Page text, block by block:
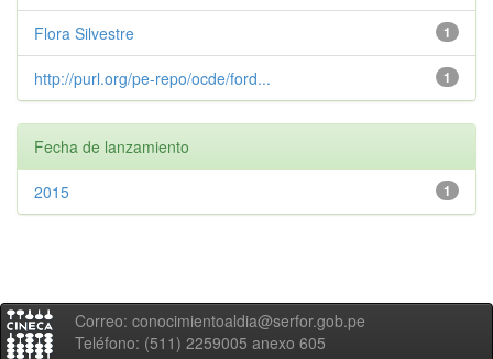
1
Flora Silvestre
1
http://purl.org/pe-repo/ocde/ford...
Fecha de lanzamiento
1
2015
Correo: conocimientoaldia@serfor.gob.pe
Teléfono: (511) 2259005 anexo 605